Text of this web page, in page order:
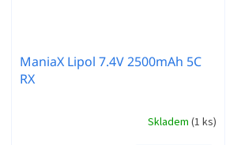
ManiaX Lipol 7.4V 2500mAh 5C
RX
Skladem (1 ks)